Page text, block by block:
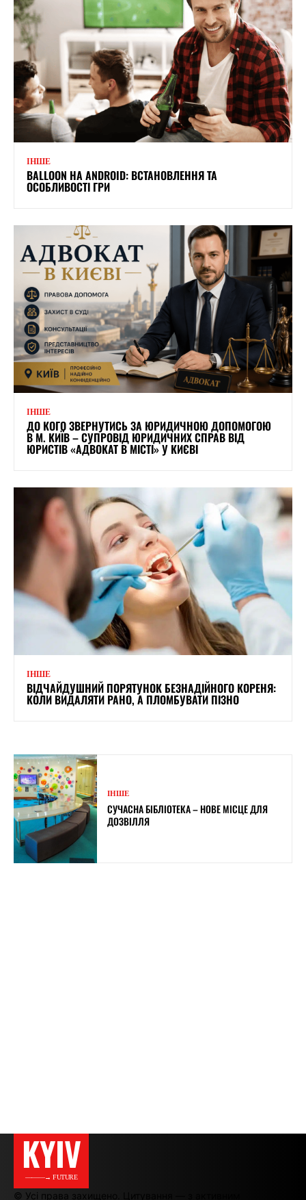
ІНШЕ
BALLOON НА ANDROID: ВСТАНОВЛЕННЯ ТА
ОСОБЛИВОСТІ ГРИ
ІНШЕ
ДО КОГО ЗВЕРНУТИСЬ ЗА ЮРИДИЧНОЮ ДОПОМОГОЮ
В М. КИЇВ – СУПРОВІД ЮРИДИЧНИХ СПРАВ ВІД
ЮРИСТІВ «АДВОКАТ В МІСТІ» У КИЄВІ
ІНШЕ
ВІДЧАЙДУШНИЙ ПОРЯТУНОК БЕЗНАДІЙНОГО КОРЕНЯ:
КОЛИ ВИДАЛЯТИ РАНО, А ПЛОМБУВАТИ ПІЗНО
ІНШЕ
СУЧАСНА БІБЛІОТЕКА – НОВЕ МІСЦЕ ДЛЯ
ДОЗВІЛЛЯ
KYIV
———→ FUTURE
© Усі права захищено. Цитування — з активним